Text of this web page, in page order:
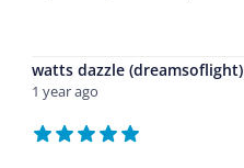
watts dazzle (dreamsoflight)
1 year ago